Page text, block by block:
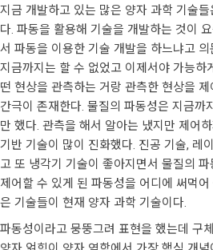
지금 개발하고 있는 많은 양자 과학 기술
다. 파동을 활용해 기술을 개발하는 것이
서 파동을 이용한 기술 개발을 하느냐고
지금까지는 할 수 없었고 이제서야 가능하
떤 현상을 관측하는 거랑 관측한 현상을
간극이 존재한다. 물질의 파동성은 지금까
만 했다. 관측을 해서 알아는 냈지만 제어
기반 기술이 많이 진화했다. 진공 기술, 레
고 또 냉각기 기술이 좋아지면서 물질의
제어할 수 있게 된 파동성을 어디에 써먹
은 기술들이 현재 양자 과학 기술이다.
파동성이라고 뭉뚱그려 표현을 했는데 구